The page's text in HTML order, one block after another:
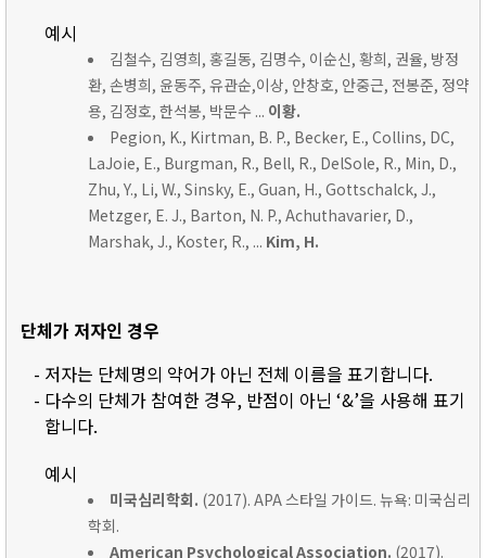
예시
김철수, 김영희, 홍길동, 김명수, 이순신, 황희, 권율, 방정
환, 손병희, 윤동주, 유관순,이상, 안창호, 안중근, 전봉준, 정약
용, 김정호, 한석봉, 박문수 ... 이황.
Pegion, K., Kirtman, B. P., Becker, E., Collins, DC,
LaJoie, E., Burgman, R., Bell, R., DelSole, R., Min, D.,
Zhu, Y., Li, W., Sinsky, E., Guan, H., Gottschalck, J.,
Metzger, E. J., Barton, N. P., Achuthavarier, D.,
Marshak, J., Koster, R., ... Kim, H.
단체가 저자인 경우
- 저자는 단체명의 약어가 아닌 전체 이름을 표기합니다.
- 다수의 단체가 참여한 경우, 반점이 아닌 ‘&’을 사용해 표기
합니다.
예시
미국심리학회. (2017). APA 스타일 가이드. 뉴욕: 미국심리
학회.
American Psychological Association. (2017).